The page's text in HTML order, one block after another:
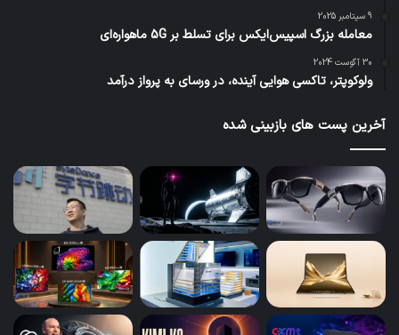
9 سپتامبر 2025
معامله بزرگ اسپیس‌ایکس برای تسلط بر 5G ماهواره‌ای
30 آگوست 2024
ولوکوپتر، تاکسی هوایی آینده، در ورسای به پرواز درآمد
آخرین پست های بازبینی شده